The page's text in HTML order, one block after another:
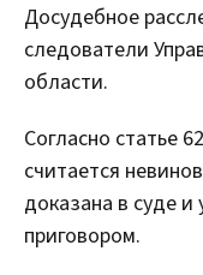
Досудебное
следователи
области.
Согласно статье
считается
доказана в суде
приговором.